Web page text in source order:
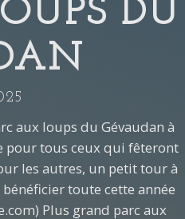
DU
aux loups du Gévaudan à
pour tous ceux qui fêteront
les autres, un petit tour à
toute cette année
Plus grand parc aux